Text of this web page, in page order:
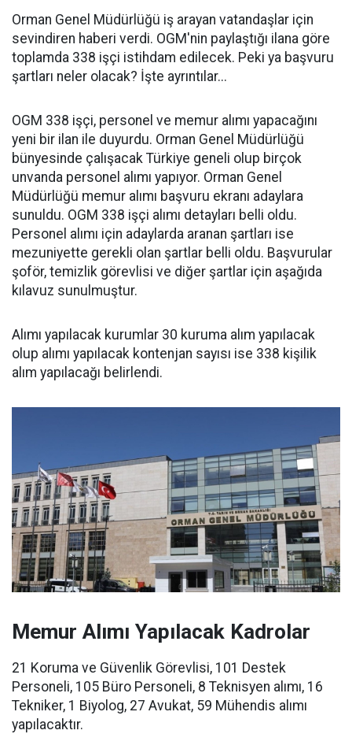
Orman Genel Müdürlüğü iş arayan vatandaşlar için
sevindiren haberi verdi. OGM'nin paylaştığı ilana göre
toplamda 338 işçi istihdam edilecek. Peki ya başvuru
şartları neler olacak? İşte ayrıntılar...
OGM 338 işçi, personel ve memur alımı yapacağını
yeni bir ilan ile duyurdu. Orman Genel Müdürlüğü
bünyesinde çalışacak Türkiye geneli olup birçok
unvanda personel alımı yapıyor. Orman Genel
Müdürlüğü memur alımı başvuru ekranı adaylara
sunuldu. OGM 338 işçi alımı detayları belli oldu.
Personel alımı için adaylarda aranan şartları ise
mezuniyette gerekli olan şartlar belli oldu. Başvurular
şoför, temizlik görevlisi ve diğer şartlar için aşağıda
kılavuz sunulmuştur.
Alımı yapılacak kurumlar 30 kuruma alım yapılacak
olup alımı yapılacak kontenjan sayısı ise 338 kişilik
alım yapılacağı belirlendi.
Memur Alımı Yapılacak Kadrolar
21 Koruma ve Güvenlik Görevlisi, 101 Destek
Personeli, 105 Büro Personeli, 8 Teknisyen alımı, 16
Tekniker, 1 Biyolog, 27 Avukat, 59 Mühendis alımı
yapılacaktır.